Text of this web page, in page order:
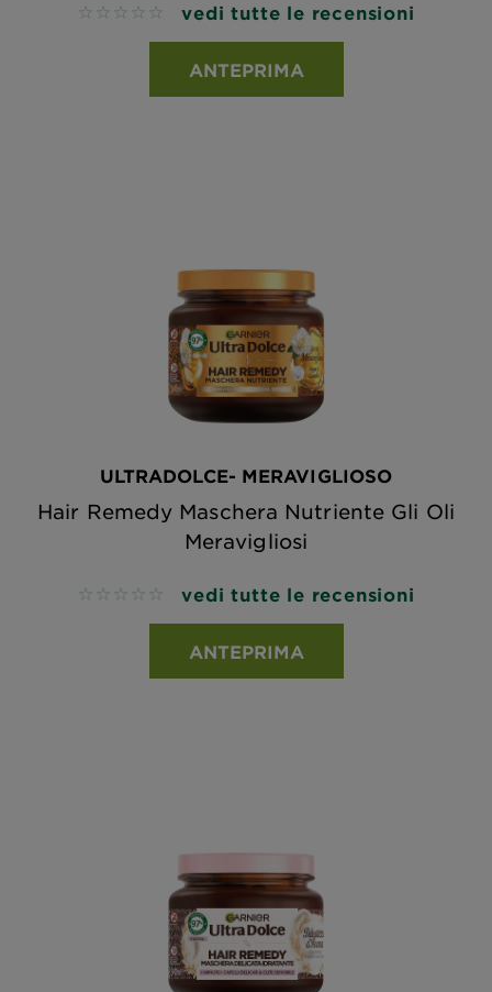
No reviews vedi tutte le recensioni
ANTEPRIMA
ULTRADOLCE- MERAVIGLIOSO
Hair Remedy Maschera Nutriente Gli Oli
Meravigliosi
No reviews vedi tutte le recensioni
ANTEPRIMA